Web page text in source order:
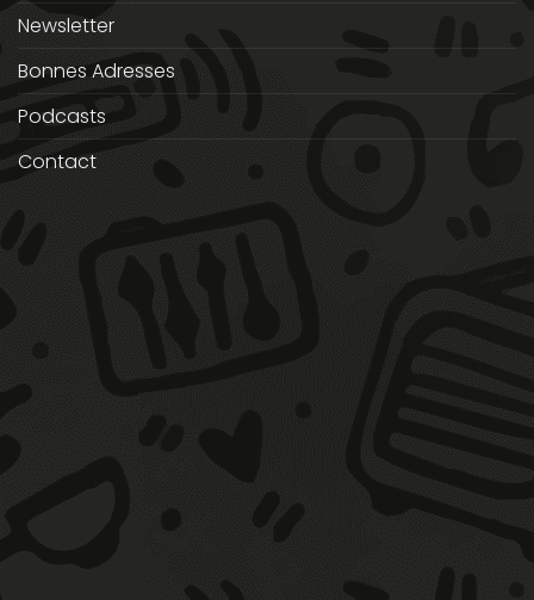
Newsletter
Bonnes Adresses
Podcasts
Contact